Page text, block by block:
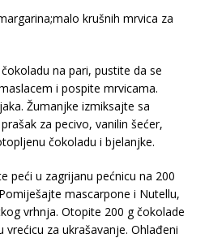
krušnih mrvica za
na pari, pustite da se
i pospite mrvicama.
Žumanjke izmiksajte sa
za pecivo, vanilin šećer,
čokoladu i bjelanjke.
peći u zagrijanu pećnicu na 200
mascarpone i Nutellu,
vrhnja. Otopite 200 g čokolade
za ukrašavanje. Ohlađeni